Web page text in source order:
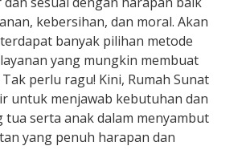
kebersihan, dan moral. Akan
banyak pilihan metode
yang mungkin membuat
perlu ragu! Kini, Rumah Sunat
untuk menjawab kebutuhan dan
tua serta anak dalam menyambut
yang penuh harapan dan